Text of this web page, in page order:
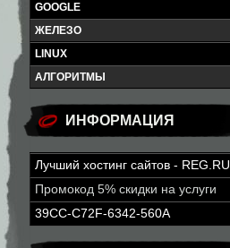
GOOGLE
ЖЕЛЕЗО
LINUX
АЛГОРИТМЫ
ИНФОРМАЦИЯ
Лучший хостинг сайтов - REG.RU
Промокод 5% скидки на услуги
39CC-C72F-6342-560A